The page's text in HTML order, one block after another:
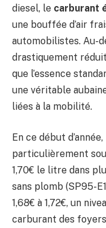
diesel, le carburant
une bouffée d’air
automobilistes. Au-
drastiquement
que l’essence
une véritable
liées à la mobilité.
En ce début
particulièrement
1,70€ le litre dans
sans plomb (SP95-
1,68€ à 1,72€, un
carburant des